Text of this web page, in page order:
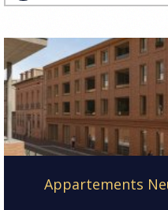
Appartements